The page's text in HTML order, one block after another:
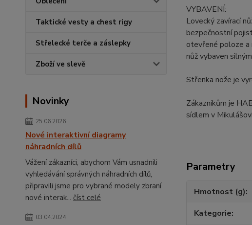
Taktické vesty a chest rigy
Střelecké terče a záslepky
Zboží ve slevě
Novinky
25.06.2026
Nové interaktivní diagramy
náhradních dílů
Vážení zákazníci, abychom Vám usnadnili
vyhledávání správných náhradních dílů,
připravili jsme pro vybrané modely zbraní
nové interak... číst celé
03.04.2024
VYBAVENÍ:
Lovecký zavírací
bezpečnostní
otevřené poloze a
nůž vybaven
Střenka nože je
Zákazníkům je
sídlem v
Parametry
Hmotnost (g)
Kategorie